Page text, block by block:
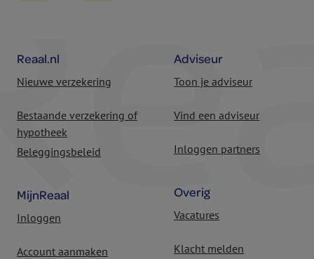
Reaal.nl
Nieuwe verzekering
Bestaande verzekering of
hypotheek
Beleggingsbeleid
MijnReaal
Inloggen
Account aanmaken
Adviseur
Toon je adviseur
Vind een adviseur
Inloggen partners
Overig
Vacatures
Klacht melden